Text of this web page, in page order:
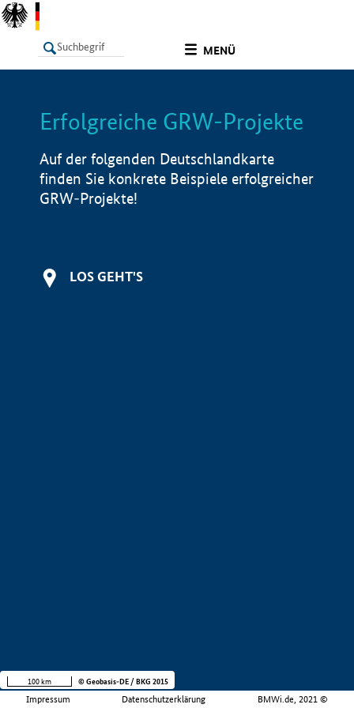
MENÜ
LISTE Info
Erfolgreiche GRW-Projekte
Auf der folgenden Deutschlandkarte
finden Sie konkrete Beispiele erfolgreicher
GRW-Projekte!
LOS GEHT'S
Impressum Datenschutzerklärung BMWi.de, 2021 ©
100 km © Geobasis-DE / BKG 2015